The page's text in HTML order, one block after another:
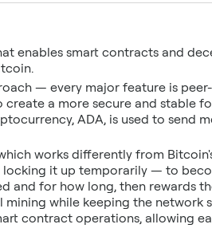
enables smart contracts and
— every major feature is
a more secure and stable
ADA, is used to send
works differently from
it up temporarily — to
and for how long, then rewards
while keeping the network
contract operations, allowing